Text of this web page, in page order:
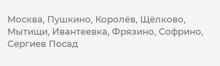
Москва, Пушкино, Королёв, Щёлково,
Мытищи, Ивантеевка, Фрязино, Софрино,
Сергиев Посад